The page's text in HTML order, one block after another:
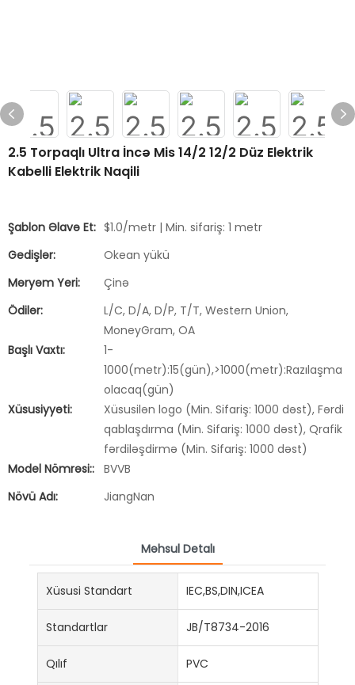
2.5 Torpaqlı Ultra İncə Mis 14/2 12/2 Düz Elektrik
Kabelli Elektrik Naqili
Şablon Əlavə Et: $1.0/metr | Min. sifariş: 1 metr
Gedişlər:
Okean yükü
Məryəm Yeri:
Çinə
Ödilər:
L/C, D/A, D/P, T/T, Western Union,
MoneyGram, OA
Başlı Vaxtı:
1-
1000(metr):15(gün),>1000(metr):Razılaşma
olacaq(gün)
Xüsusiyyəti:
Xüsusilən logo (Min. Sifariş: 1000 dəst), Fərdi
qablaşdırma (Min. Sifariş: 1000 dəst), Qrafik
fərdiləşdirmə (Min. Sifariş: 1000 dəst)
Model Nömrəsi:: BVVB
Növü Adı:
JiangNan
Məhsul Detalı
Xüsusi Standart IEC,BS,DIN,ICEA
Standartlar JB/T8734-2016
Qılıf PVC